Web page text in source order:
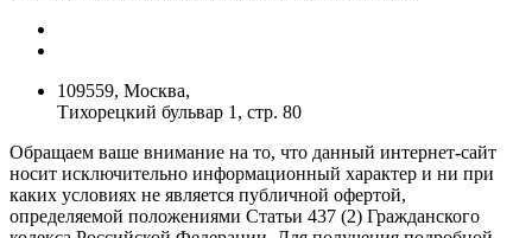
109559, Москва,
Тихорецкий бульвар 1, стр. 80
Обращаем ваше внимание на то, что данный интернет-сайт
носит исключительно информационный характер и ни при
каких условиях не является публичной офертой,
определяемой положениями Статьи 437 (2) Гражданского